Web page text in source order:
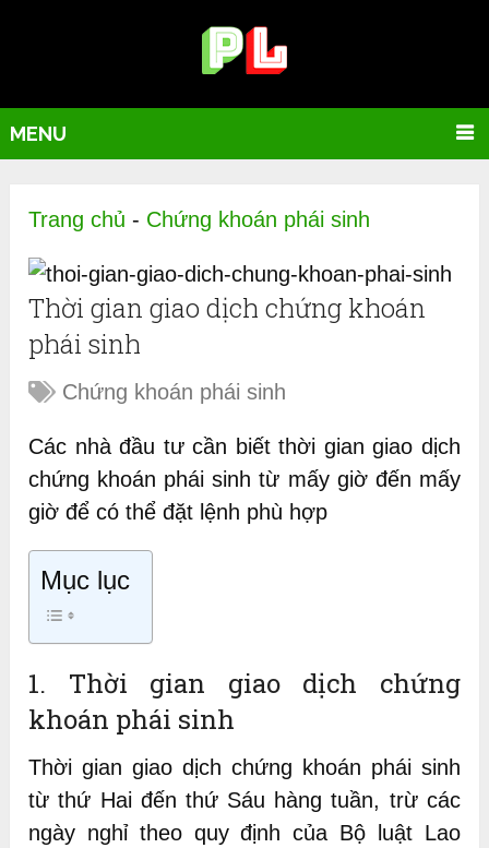
MENU
Trang chủ - Chứng khoán phái sinh
Thời gian giao dịch chứng khoán
phái sinh
Chứng khoán phái sinh
Các nhà đầu tư cần biết thời gian giao dịch
chứng khoán phái sinh từ mấy giờ đến mấy
giờ để có thể đặt lệnh phù hợp
Mục lục
1. Thời gian giao dịch chứng
khoán phái sinh
Thời gian giao dịch chứng khoán phái sinh
từ thứ Hai đến thứ Sáu hàng tuần, trừ các
ngày nghỉ theo quy định của Bộ luật Lao